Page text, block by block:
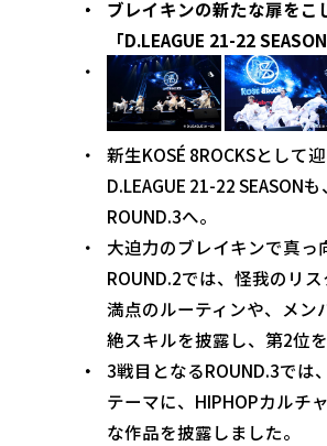
ブレイキンの新たな扉をこ
「D.LEAGUE 21-22
新生KOSÉ 8ROCKSとして
D.LEAGUE 21-22 SEASON
ROUND.3へ。
大迫力のブレイキンで真っ
ROUND.2では、怪我のリ
満点のルーティンや、メン
絶スキルを披露し、第2位
3戦目となるROUND.3では
テーマに、HIPHOPカルチ
な作品を披露しました。